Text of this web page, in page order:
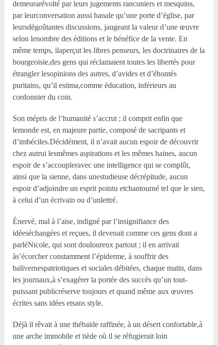
demeurarévolté par leurs jugements rancuniers et mesquins,
par leurconversation aussi banale qu’une porte d’église, par
leursdégoûtantes discussions, jaugeant la valeur d’une œuvre
selon lenombre des éditions et le bénéfice de la vente. En
même temps, ilaperçut les libres penseurs, les doctrinaires de la
bourgeoisie,des gens qui réclamaient toutes les libertés pour
étrangler lesopinions des autres, d’avides et d’éhontés
puritains, qu’il estima,comme éducation, inférieurs au
cordonnier du coin.
Son mépris de l’humanité s’accrut ; il comprit enfin que
lemonde est, en majeure partie, composé de sacripants et
d’imbéciles.Décidément, il n’avait aucun espoir de découvrir
chez autrui lesmêmes aspirations et les mêmes haines, aucun
espoir de s’accoupleravec une intelligence qui se complût,
ainsi que la sienne, dans unestudieuse décrépitude, aucun
espoir d’adjoindre un esprit pointu etchantourné tel que le sien,
à celui d’un écrivain ou d’unlettré.
Énervé, mal à l’aise, indigné par l’insignifiance des
idéeséchangées et reçues, il devenait comme ces gens dont a
parléNicole, qui sont douloureux partout ; il en arrivait
às’écorcher constamment l’épiderme, à souffrir des
balivernespatriotiques et sociales débitées, chaque matin, dans
les journaux,à s’exagérer la portée des succès qu’un tout-
puissant publicréserve toujours et quand même aux œuvres
écrites sans idées etsans style.
Déjà il rêvait à une thébaïde raffinée, à un désert confortable,à
une arche immobile et tiède où il se réfugierait loin